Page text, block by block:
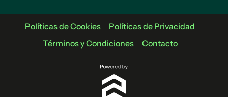
Políticas de Cookies
Políticas de Privacidad
Términos y Condiciones
Contacto